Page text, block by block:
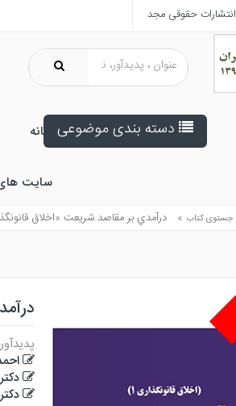
انتشارات حقوقی مجد
دسته بندی موضوعی خانه
سایت
جستوی کتاب » درآمدي بر مقاصد شريعت «اخلاق